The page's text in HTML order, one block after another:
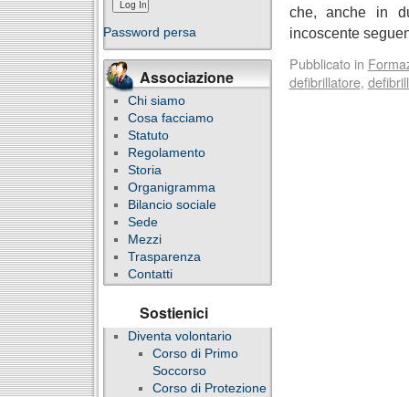
Password persa
Associazione
Chi siamo
Cosa facciamo
Statuto
Regolamento
Storia
Organigramma
Bilancio sociale
Sede
Mezzi
Trasparenza
Contatti
Sostienici
Diventa volontario
Corso di Primo
Soccorso
Corso di Protezione
che, anche in
incoscente
Pubblicato in
defibrillatore,